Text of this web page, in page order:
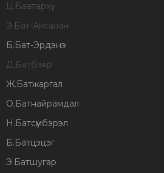
Ц. Баатархүү
Э. Бат-Амгалан
Б. Бат-Эрдэнэ
Д. Батбаяр
Ж. Батжаргал
О. Батнайрамдал
Н . Батсүмбэрэл
Б. Батцэцэг
Э. Батшугар